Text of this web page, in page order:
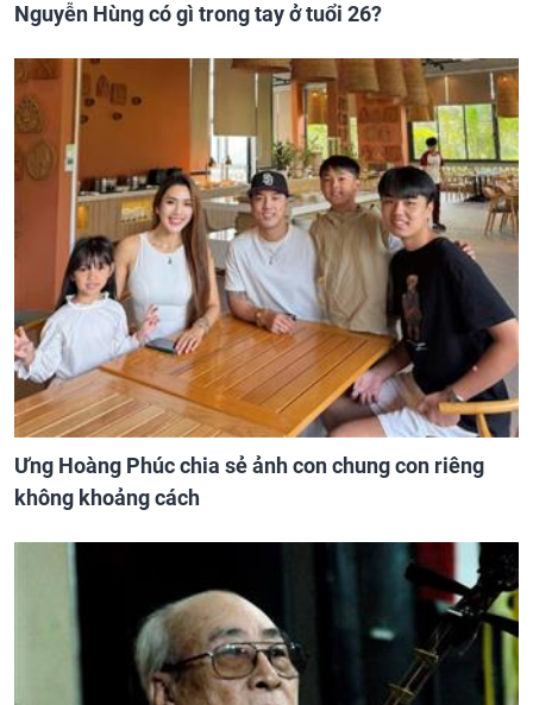
Nguyễn Hùng có gì trong tay ở tuổi 26?
Ưng Hoàng Phúc chia sẻ ảnh con chung con riêng
không khoảng cách